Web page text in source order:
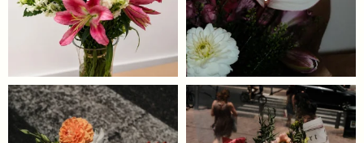
לשלוח למי שחייב לראות את הסרטון ה